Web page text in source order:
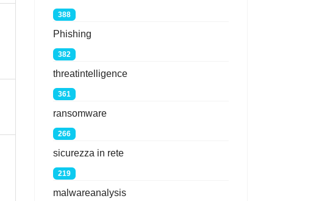
388
Phishing
382
threatintelligence
361
ransomware
266
sicurezza in rete
219
malwareanalysis